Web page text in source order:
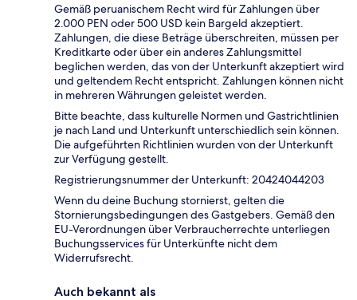
Gemäß peruanischem Recht wird für Zahlungen über
2.000 PEN oder 500 USD kein Bargeld akzeptiert.
Zahlungen, die diese Beträge überschreiten, müssen per
Kreditkarte oder über ein anderes Zahlungsmittel
beglichen werden, das von der Unterkunft akzeptiert wird
und geltendem Recht entspricht. Zahlungen können nicht
in mehreren Währungen geleistet werden.
Bitte beachte, dass kulturelle Normen und Gastrichtlinien
je nach Land und Unterkunft unterschiedlich sein können.
Die aufgeführten Richtlinien wurden von der Unterkunft
zur Verfügung gestellt.
Registrierungsnummer der Unterkunft: 20424044203
Wenn du deine Buchung stornierst, gelten die
Stornierungsbedingungen des Gastgebers. Gemäß den
EU-Verordnungen über Verbraucherrechte unterliegen
Buchungsservices für Unterkünfte nicht dem
Widerrufsrecht.
Auch bekannt als